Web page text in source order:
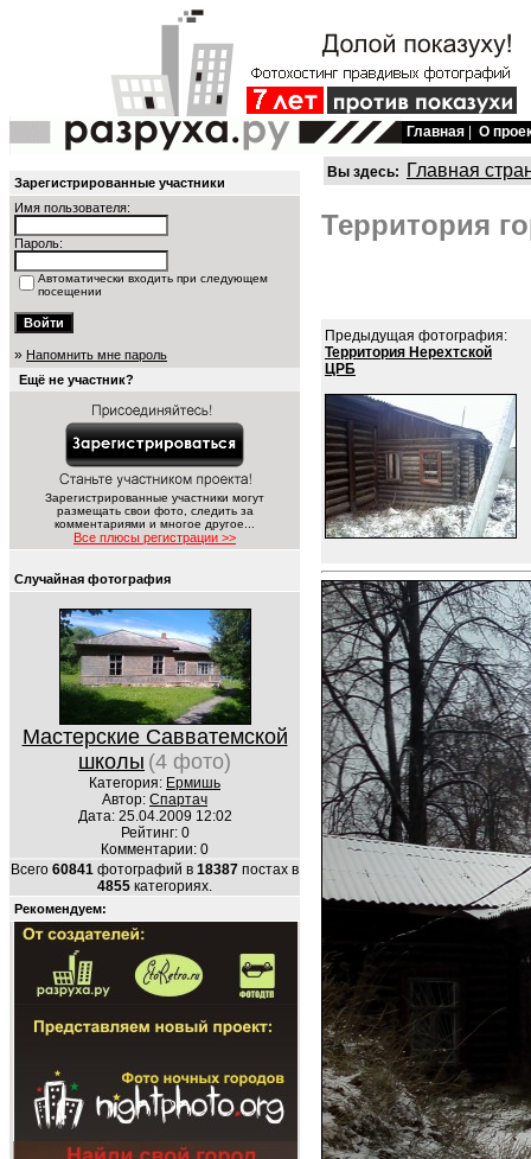
Главная О
Зарегистрированные участники
Имя пользователя:
Пароль:
Автоматически входить при следующем
посещении
» Напомнить мне пароль
Ещё не участник?
Зарегистрированные участники могут
размещать свои фото, следить за
комментариями и многое другое...
Все плюсы регистрации >>
Случайная фотография
Мастерские Савватемской
школы (4 фото)
Категория: Ермишь
Автор: Спартач
Дата: 25.04.2009 12:02
Рейтинг: 0
Комментарии: 0
Всего 60841 фотографий в 18387 постах в
4855 категориях.
Рекомендуем:
Вы здесь: Главная
Территория
Предыдущая фотография:
Территория Нерехтской
ЦРБ